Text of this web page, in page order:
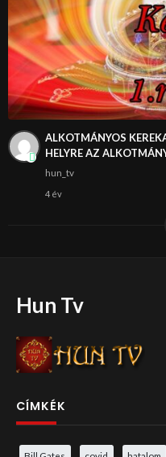
ALKOTMÁNYOS
HELYRE AZ
hun_tv
4 év
Hun Tv
CÍMKÉK